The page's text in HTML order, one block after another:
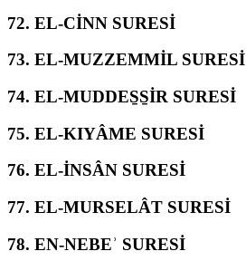
72. EL-CİNN SURESİ
73. EL-MUZZEMMİL SURESİ
74. EL-MUDDES̱S̱İR SURESİ
75. EL-KIYÂME SURESİ
76. EL-İNSÂN SURESİ
77. EL-MURSELÂT SURESİ
78. EN-NEBEʾ SURESİ